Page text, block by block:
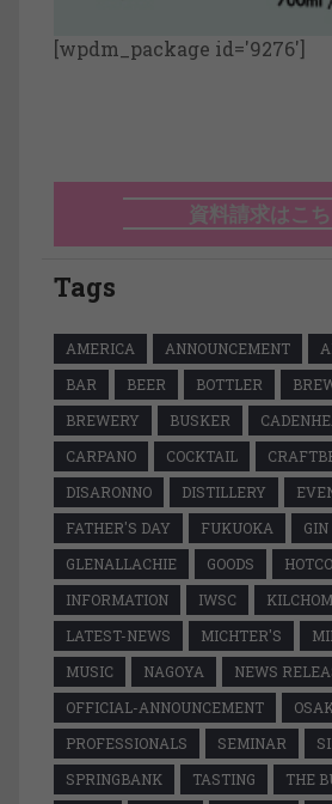
[wpdm_package id='9276']
資料請求はこ
Tags
AMERICA ANNOUNCEMENT
BAR
BEER BOTTLER
BREWERY
BUSKER
CARPANO
COCKTAIL
DISARONNO
DISTILLERY
FATHER'S DAY
FUKUOKA
GIN
GLENALLACHIE
GOODS
INFORMATION
IWSC
LATEST-NEWS
MICHTER'S
MUSIC
NAGOYA
NEWS
OFFICIAL-ANNOUNCEMENT
PROFESSIONALS
SEMINAR
SPRINGBANK
TASTING THE